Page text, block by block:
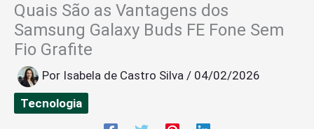
Quais São as Vantagens dos
Samsung Galaxy Buds FE Fone Sem
Fio Grafite
Por Isabela de Castro Silva / 04/02/2026
Tecnologia